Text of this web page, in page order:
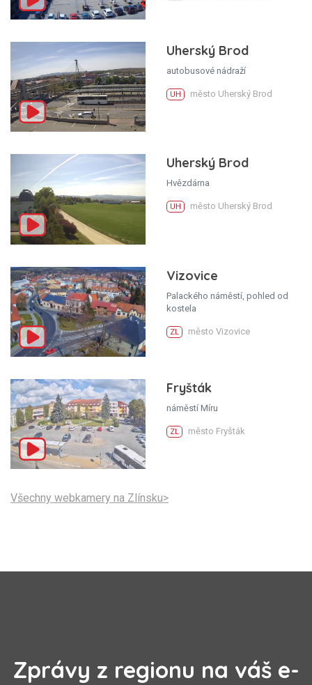
Uherský Brod
autobusové nádraží
UH město Uherský Brod
Uherský Brod
Hvězdárna
UH město Uherský Brod
Vizovice
Palackého náměstí, pohled od
kostela
ZL město Vizovice
Fryšták
náměstí Míru
ZL město Fryšták
Všechny webkamery na Zlínsku>
Zprávy z regionu na váš e-